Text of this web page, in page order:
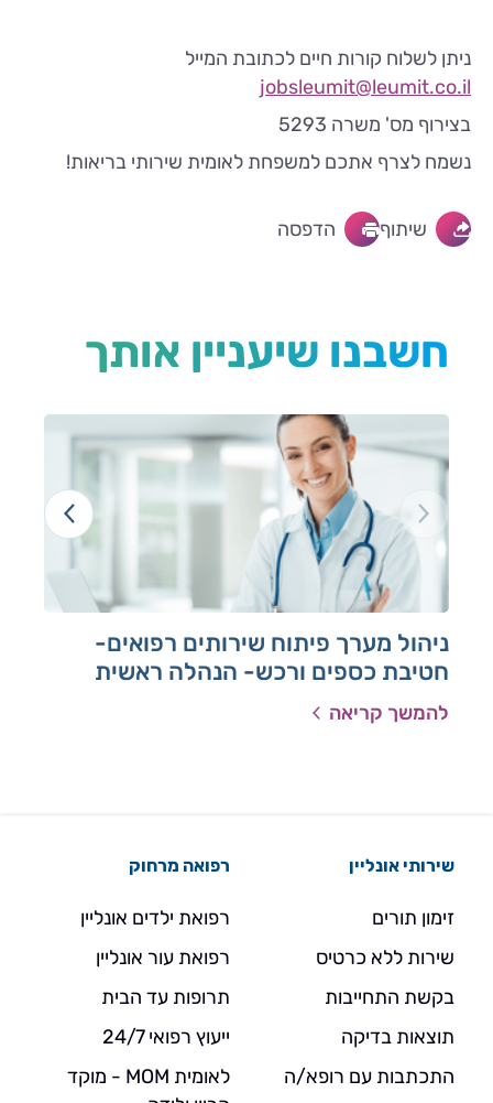
ניתן לשלוח קורות חיים לכתובת המייל
jobsleumit@leumit.co.il
בצירוף מס' משרה 5293
נשמח לצרף אתכם למשפחת לאומית שירותי בריאות!
שיתוף הדפסה
חשבנו שיעניין אותך
ניהול מערך פיתוח שירותים רפואים-
חטיבת כספים ורכש- הנהלה ראשית
להמשך קריאה
שירותי אונליין
זימון תורים
שירות ללא כרטיס
בקשת התחייבות
תוצאות בדיקה
התכתבות עם רופא/ה
רפואה מרחוק
רפואת ילדים אונליין
רפואת עור אונליין
תרופות עד הבית
ייעוץ רפואי 24/7
לאומית MOM - מוקד